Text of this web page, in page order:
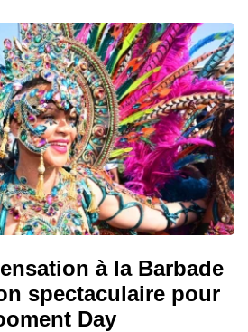
à la Barbade
spectaculaire pour
Day